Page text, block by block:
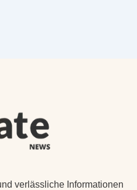
verlässliche Informationen